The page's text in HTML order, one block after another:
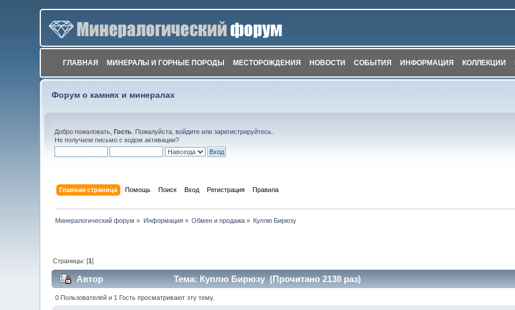
ГЛАВНАЯ МИНЕРАЛЫ И ГОРНЫЕ ПОРОДЫ МЕСТОРОЖДЕНИЯ НОВОСТИ СОБЫТИЯ ИНФОРМАЦИЯ КОЛЛЕКЦИИ
Форум о камнях и минералах
Добро пожаловать,Гость . Пожалуйста,войдите илизарегистрируйтесь
Не получилиписьмо с кодом активации?
Главная страница Помощь Поиск Вход Регистрация Правила
Минералогический форум » Информация» Обмен и продажа » Куплю Бирюзу
Страницы: [1]
Автор Тема: Куплю Бирюзу (Прочитано 2138 раз)
0 Пользователей и 1 Гость просматривают эту тему.